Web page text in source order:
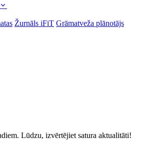
Žurnāls iFiT Grāmatveža plānotājs
Lūdzu, izvērtējiet satura aktualitāti!